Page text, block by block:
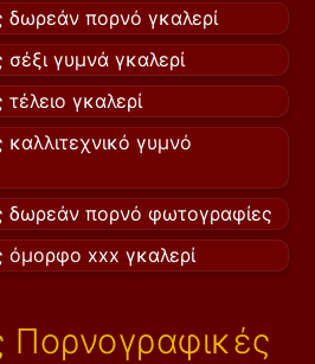
Πορνογραφικές